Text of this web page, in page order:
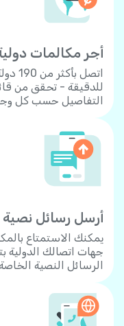
أجر مكالمات
للدقيقة - تحقق من
التفاصيل حسب كل
أرسل رسائل
يمكنك الاستمتاع
جهات اتصالك الدولية
الرسائل النصية الخاصة